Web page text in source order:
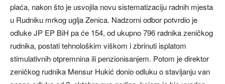
plaća, nakon što je usvojila novu sistematizaciju radnih mjesta
u Rudniku mrkog uglja Zenica. Nadzorni odbor potvrdio je
odluke JP EP BiH pa će 154, od ukupno 796 radnika zeničkog
rudnika, postati tehnološkim viškom i zbrinuti isplatom
stimulativnih otpremnina ili penzionisanjem. Potom je direktor
zeničkog rudnika Mensur Hukić donio odluku o stavljanju van